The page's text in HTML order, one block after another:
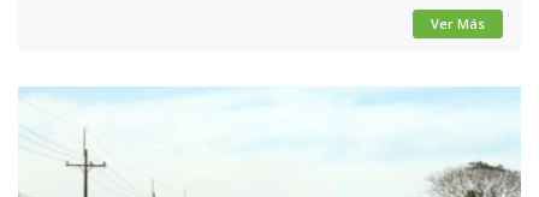
Ver Más